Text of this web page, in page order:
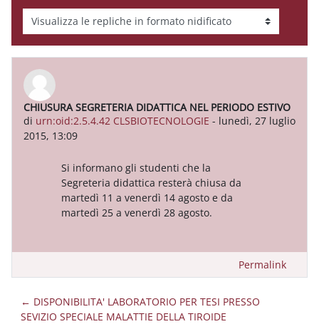
Modalità visualizzazione
CHIUSURA SEGRETERIA DIDATTICA NEL PERIODO ESTIVO
di urn:oid:2.5.4.42 CLSBIOTECNOLOGIE - lunedì, 27 luglio
2015, 13:09
Numero di risposte: 0
Si informano gli studenti che la
Segreteria didattica resterà chiusa da
martedì 11 a venerdì 14 agosto e da
martedì 25 a venerdì 28 agosto.
Permalink
← DISPONIBILITA' LABORATORIO PER TESI PRESSO
SEVIZIO SPECIALE MALATTIE DELLA TIROIDE